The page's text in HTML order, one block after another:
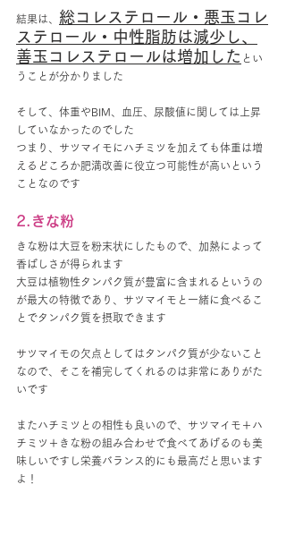
結果は、 総コレステロール・悪玉コレ
ステロール・中性脂肪は減少し、
善玉コレステロールは増加した とい
うことが分かりました
そして、体重やBIM、血圧、尿酸値に関しては上昇
していなかったのでした
つまり、サツマイモにハチミツを加えても体重は増
えるどころか肥満改善に役立つ可能性が高いという
ことなのです
2.きな粉
きな粉は大豆を粉末状にしたもので、加熱によって
香ばしさが得られます
大豆は植物性タンパク質が豊富に含まれるというの
が最大の特徴であり、サツマイモと一緒に食べるこ
とでタンパク質を摂取できます
サツマイモの欠点としてはタンパク質が少ないこと
なので、そこを補完してくれるのは非常にありがた
いです
またハチミツとの相性も良いので、サツマイモ＋ハ
チミツ＋きな粉の組み合わせで食べてあげるのも美
味しいですし栄養バランス的にも最高だと思います
よ！